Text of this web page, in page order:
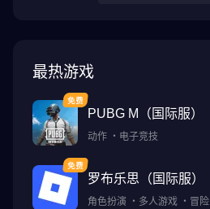
最热游戏
PUBG M（国际服）
动作 ・ 电子竞技
罗布乐思（国际服）
角色扮演 ・ 多人游戏 ・ 冒险